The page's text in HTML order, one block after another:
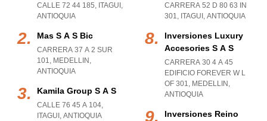
CALLE 72 44 185, ITAGUI ,
ANTIOQUIA
Mas S A S Bic
CARRERA 37 A 2 SUR
101, MEDELLIN ,
ANTIOQUIA
Kamila Group S A S
CALLE 76 45 A 104,
ITAGUI , ANTIOQUIA
CARRERA 52 D 80 63 IN
301, ITAGUI , ANTIOQUIA
Inversiones Luxury
Accesories S A S
CARRERA 30 4 A 45
EDIFICIO FOREVER W L
OF 301, MEDELLIN ,
ANTIOQUIA
Inversiones Reino